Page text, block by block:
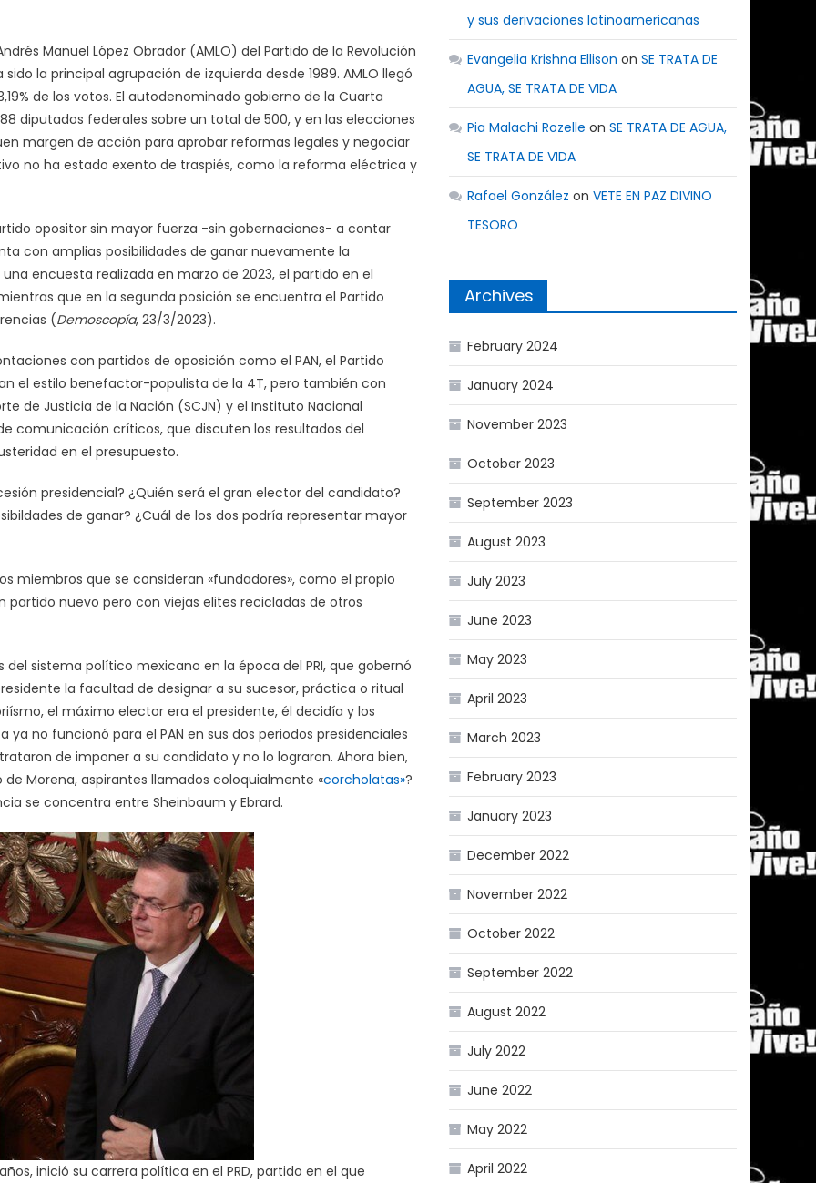
Manuel López Obrador (AMLO) del Partido de la Revolución
la principal agrupación de izquierda desde 1989. AMLO llegó
de los votos. El autodenominado gobierno de la Cuarta
diputados federales sobre un total de 500, y en las elecciones
margen de acción para aprobar reformas legales y negociar
no ha estado exento de traspiés, como la reforma eléctrica y
opositor sin mayor fuerza -sin gobernaciones- a contar
con amplias posibilidades de ganar nuevamente la
encuesta realizada en marzo de 2023, el partido en el
que en la segunda posición se encuentra el Partido
(Demoscopía, 23/3/2023).
con partidos de oposición como el PAN, el Partido
el estilo benefactor-populista de la 4T, pero también con
de Justicia de la Nación (SCJN) y el Instituto Nacional
comunicación críticos, que discuten los resultados del
en el presupuesto.
presidencial? ¿Quién será el gran elector del candidato?
de ganar? ¿Cuál de los dos podría representar mayor
miembros que se consideran «fundadores», como el propio
nuevo pero con viejas elites recicladas de otros
sistema político mexicano en la época del PRI, que gobernó
la facultad de designar a su sucesor, práctica o ritual
el máximo elector era el presidente, él decidía y los
no funcionó para el PAN en sus dos periodos presidenciales
de imponer a su candidato y no lo lograron. Ahora bien,
Morena, aspirantes llamados coloquialmente «corcholatas»?
se concentra entre Sheinbaum y Ebrard.
inició su carrera política en el PRD, partido en el que
y sus derivaciones latinoamericanas
Evangelia Krishna Ellison onSE TRATA DE
AGUA, SE TRATA DE VIDA
Pia Malachi Rozelle onSE TRATA DE AGUA,
SE TRATA DE VIDA
Rafael González onVETE EN PAZ DIVINO
TESORO
Archives
February 2024
January 2024
November 2023
October 2023
September 2023
August 2023
July 2023
June 2023
May 2023
April 2023
March 2023
February 2023
January 2023
December 2022
November 2022
October 2022
September 2022
August 2022
July 2022
June 2022
May 2022
April 2022